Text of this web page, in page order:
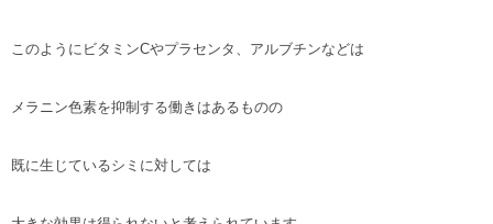
このようにビタミンCやプラセンタ、アルブチンなどは
メラニン色素を抑制する働きはあるものの
既に生じているシミに対しては